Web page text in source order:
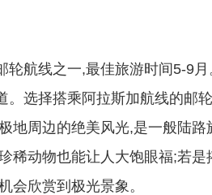
轮航线之一,最佳旅游时间5-9
。选择搭乘阿拉斯加航线的邮
地周边的绝美风光,是一般陆
稀动物也能让人大饱眼福;若
会欣赏到极光景象。